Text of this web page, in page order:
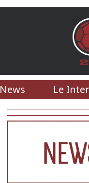
News Le